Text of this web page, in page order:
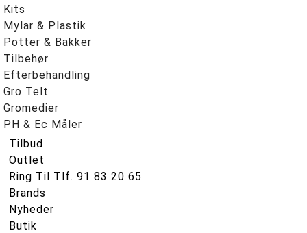
Kits
Mylar & Plastik
Potter & Bakker
Tilbehør
Efterbehandling
Gro Telt
Gromedier
PH & Ec Måler
Tilbud
Outlet
Ring Til Tlf. 91 83 20 65
Brands
Nyheder
Butik